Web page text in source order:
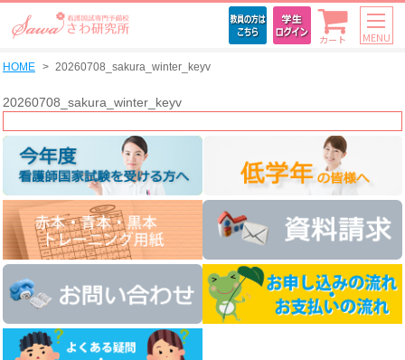
カート MENU
HOME 20260708_sakura_winter_keyv
20260708_sakura_winter_keyv